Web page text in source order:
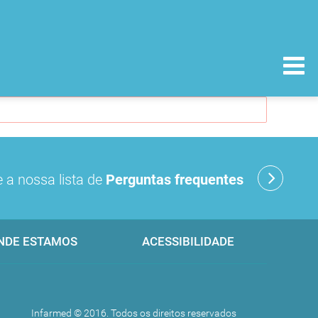
a nossa lista de Perguntas frequentes
ESTAMOS ACESSIBILIDADE
Infarmed © 2016. Todos os direitos reservados